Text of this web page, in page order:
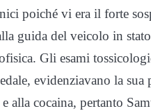
poiché vi era il forte
guida del veicolo in
Gli esami
evidenziavano la sua
alla cocaina, pertanto